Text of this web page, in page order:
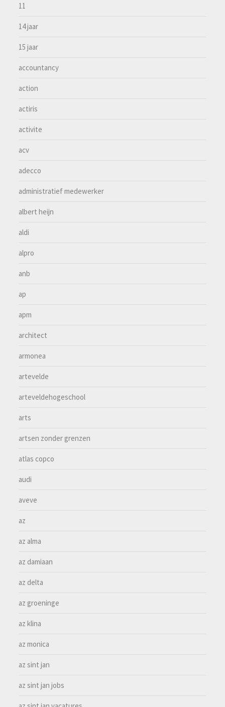
11
14 jaar
15 jaar
accountancy
action
actiris
activite
acv
adecco
administratief medewerker
albert heijn
aldi
alpro
anb
ap
apm
architect
armonea
artevelde
arteveldehogeschool
arts
artsen zonder grenzen
atlas copco
audi
aveve
az
az alma
az damiaan
az delta
az groeninge
az klina
az monica
az sint jan
az sint jan jobs